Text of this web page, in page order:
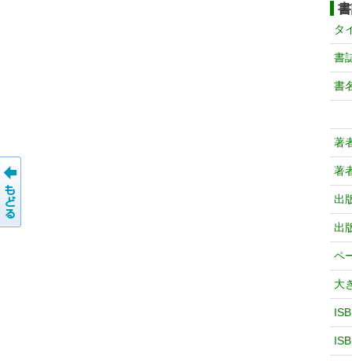
タ
書
書
著
著
出
出
ペ
大